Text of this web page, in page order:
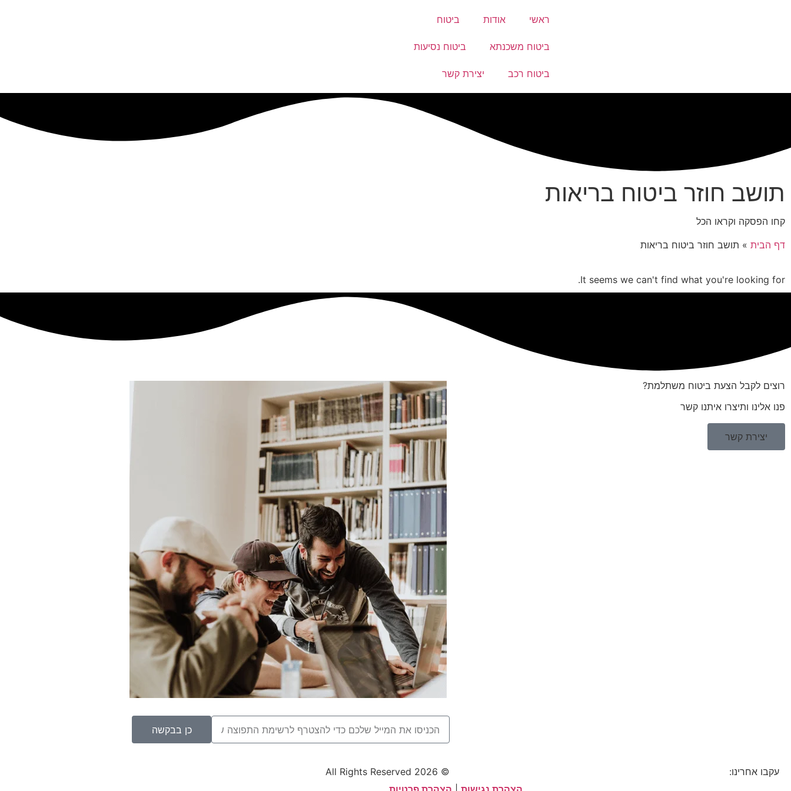
ראשי אודות ביטוח
ביטוח משכנתא ביטוח נסיעות
ביטוח רכב יצירת קשר
תושב חוזר ביטוח בריאות
קחו הפסקה וקראו הכל
דף הבית » תושב חוזר ביטוח בריאות
It seems we can't find what you're looking for.
רוצים לקבל הצעת ביטוח משתלמת?
פנו אלינו ותיצרו איתנו קשר
יצירת קשר
כן בבקשה
עקבו אחרינו:
© 2026 All Rights Reserved